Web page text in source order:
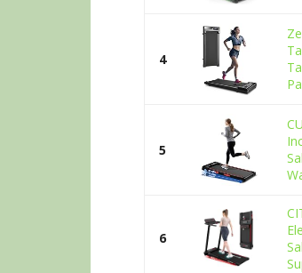
4
5
6